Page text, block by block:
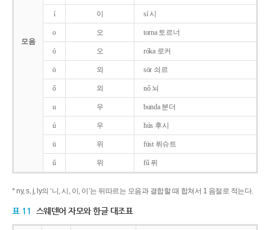
모음
í 이 sí 시
o 오 torna 토르너
ó 오 róka 로커
ö 외 sör 쇠르
ő 외 nő 뇌
u 우 bunda 분더
ú 우 hús 후시
ü 위 füst 퓌슈트
ű 위 fű 퓌
* ny, s, j, ly의 ‘니, 시, 이, 이’는 뒤따르는 모음과 결합할 때 합쳐서 1 음절로 적는다.
표 11 스웨덴어 자모와 한글 대조표